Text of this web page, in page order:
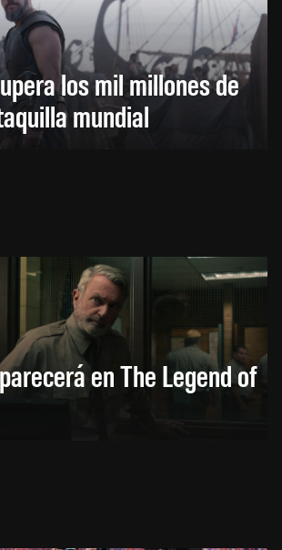
los mil millones de
mundial
en The Legend of